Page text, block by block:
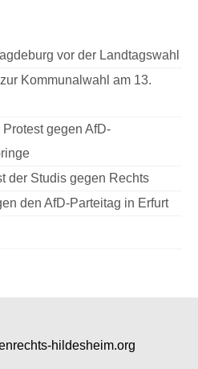
vor der Landtagswahl
Kommunalwahl am 13.
gegen AfD-
der Studis gegen Rechts
den AfD-Parteitag in Erfurt
hildesheim.org